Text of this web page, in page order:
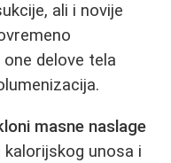
ali i novije
delove tela
masne naslage
unosa i